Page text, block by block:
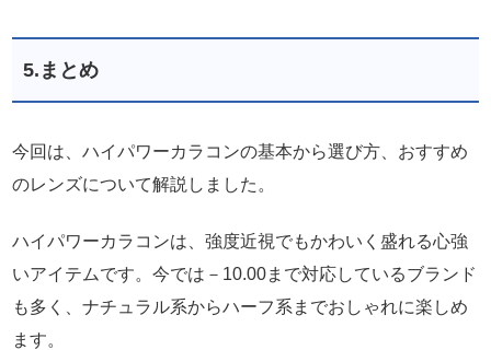
5.まとめ
今回は、ハイパワーカラコンの基本から選び方、おすすめ
のレンズについて解説しました。
ハイパワーカラコンは、強度近視でもかわいく盛れる心強
いアイテムです。今では－10.00まで対応しているブランド
も多く、ナチュラル系からハーフ系までおしゃれに楽しめ
ます。